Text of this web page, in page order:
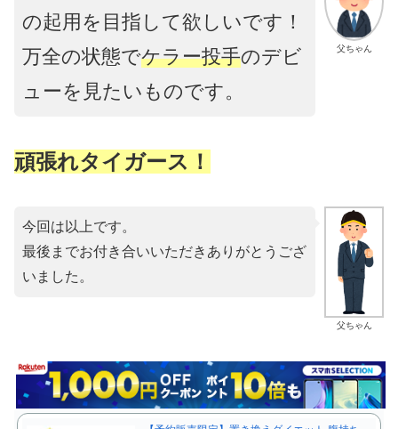
父ちゃん
の起用を目指して欲しいです！
万全の状態でケラー投手のデビ
ューを見たいものです。
頑張れタイガース！
父ちゃん
今回は以上です。
最後までお付き合いいただきありがとうござ
いました。